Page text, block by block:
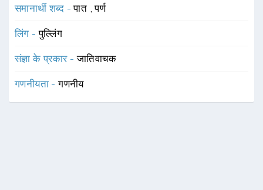
समानार्थी शब्द -पात ,पर्ण
लिंग -पुल्लिंग
संज्ञा के प्रकार -जातिवाचक
गणनीयता -गणनीय